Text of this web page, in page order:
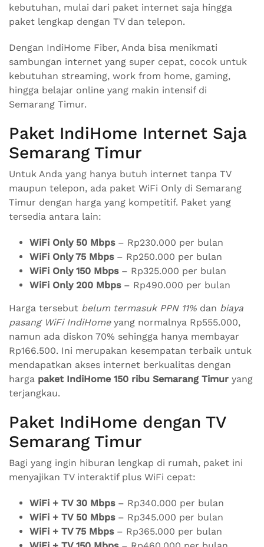
kebutuhan, mulai dari paket internet saja hingga
paket lengkap dengan TV dan telepon.
Dengan IndiHome Fiber, Anda bisa menikmati
sambungan internet yang super cepat, cocok untuk
kebutuhan streaming, work from home, gaming,
hingga belajar online yang makin intensif di
Semarang Timur.
Paket IndiHome Internet Saja
Semarang Timur
Untuk Anda yang hanya butuh internet tanpa TV
maupun telepon, ada paket WiFi Only di Semarang
Timur dengan harga yang kompetitif. Paket yang
tersedia antara lain:
WiFi Only 50 Mbps– Rp230.000 per bulan
WiFi Only 75 Mbps– Rp250.000 per bulan
WiFi Only 150 Mbps– Rp325.000 per bulan
WiFi Only 200 Mbps– Rp490.000 per bulan
Harga tersebut belum termasuk PPN 11% dan biaya
pasang WiFi IndiHomeyang normalnya Rp555.000,
namun ada diskon 70% sehingga hanya membayar
Rp166.500. Ini merupakan kesempatan terbaik untuk
mendapatkan akses internet berkualitas dengan
harga paket IndiHome 150 ribu Semarang Timur yang
terjangkau.
Paket IndiHome dengan TV
Semarang Timur
Bagi yang ingin hiburan lengkap di rumah, paket ini
menyajikan TV interaktif plus WiFi cepat:
WiFi + TV 30 Mbps– Rp340.000 per bulan
WiFi + TV 50 Mbps– Rp345.000 per bulan
WiFi + TV 75 Mbps– Rp365.000 per bulan